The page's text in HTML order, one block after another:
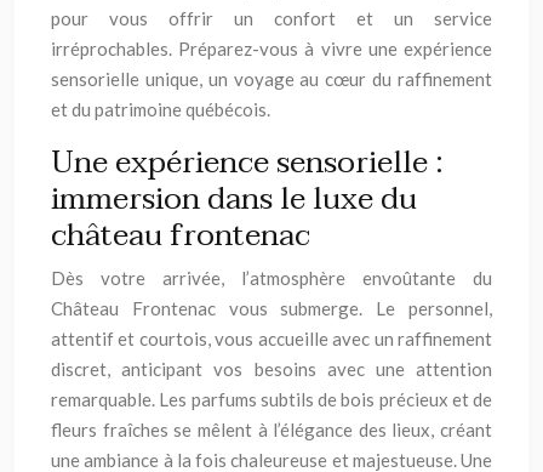
pour vous offrir un confort et un service
irréprochables. Préparez-vous à vivre une expérience
sensorielle unique, un voyage au cœur du raffinement
et du patrimoine québécois.
Une expérience sensorielle :
immersion dans le luxe du
château frontenac
Dès votre arrivée, l’atmosphère envoûtante du
Château Frontenac vous submerge. Le personnel,
attentif et courtois, vous accueille avec un raffinement
discret, anticipant vos besoins avec une attention
remarquable. Les parfums subtils de bois précieux et de
fleurs fraîches se mêlent à l’élégance des lieux, créant
une ambiance à la fois chaleureuse et majestueuse. Une